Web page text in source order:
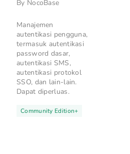
By NocoBase
Manajemen
autentikasi pengguna,
termasuk autentikasi
password dasar,
autentikasi SMS,
autentikasi protokol
SSO, dan lain-lain.
Dapat diperluas.
Community Edition+